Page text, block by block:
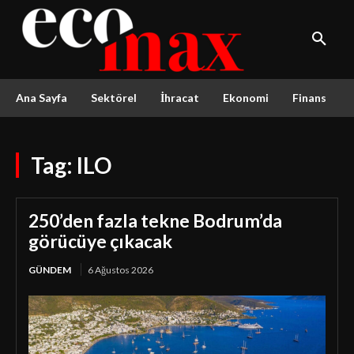
Ana Sayfa Sektörel İhracat Ekonomi Finans
Tag: ILO
250’den fazla tekne Bodrum’da
görücüye çıkacak
GÜNDEM 6 Ağustos 2026